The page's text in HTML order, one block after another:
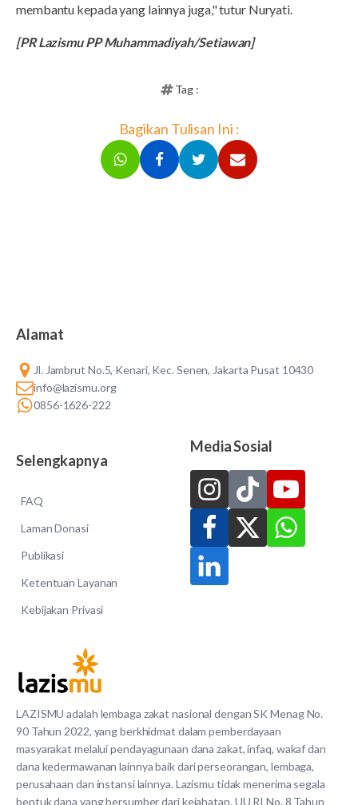
membantu kepada yang lainnya juga," tutur Nuryati.
[PR Lazismu PP Muhammadiyah/Setiawan]
Tag :
Bagikan Tulisan Ini :
LAZISMU adalah lembaga zakat nasional dengan SK Menag No.
90 Tahun 2022, yang berkhidmat dalam pemberdayaan
masyarakat melalui pendayagunaan dana zakat, infaq, wakaf dan
dana kedermawanan lainnya baik dari perseorangan, lembaga,
perusahaan dan instansi lainnya. Lazismu tidak menerima segala
bentuk dana yang bersumber dari kejahatan. UU RI No. 8 Tahun
Alamat
Jl. Jambrut No.5, Kenari, Kec. Senen, Jakarta Pusat 10430
info@lazismu.org
0856-1626-222
Selengkapnya
FAQ
Laman Donasi
Publikasi
Ketentuan Layanan
Kebijakan Privasi
Media Sosial